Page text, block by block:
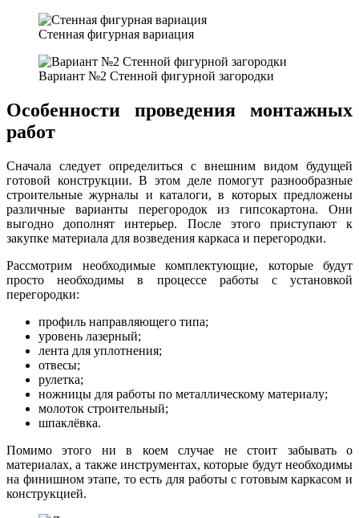
Стенная фигурная вариация
Вариант №2 Стенной фигурной загородки
Особенности проведения монтажных
работ
Сначала следует определиться с внешним видом будущей
готовой конструкции. В этом деле помогут разнообразные
строительные журналы и каталоги, в которых предложены
различные варианты перегородок из гипсокартона. Они
выгодно дополнят интерьер. После этого приступают к
закупке материала для возведения каркаса и перегородки.
Рассмотрим необходимые комплектующие, которые будут
просто необходимы в процессе работы с установкой
перегородки:
профиль направляющего типа;
уровень лазерный;
лента для уплотнения;
отвесы;
рулетка;
ножницы для работы по металлическому материалу;
молоток строительный;
шпаклёвка.
Помимо этого ни в коем случае не стоит забывать о
материалах, а также инструментах, которые будут необходимы
на финишном этапе, то есть для работы с готовым каркасом и
конструкцией.